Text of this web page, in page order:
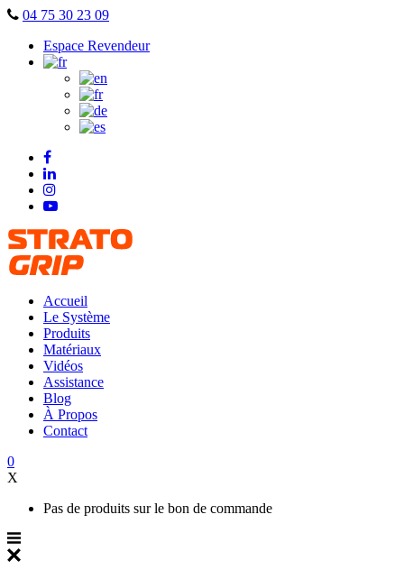
Skip
content
04 75 30 23 09
Espace Revendeur
Accueil
Le Système
Produits
Matériaux
Vidéos
Assistance
Blog
À Propos
Contact
0
X
Pas de produits sur le bon de commande